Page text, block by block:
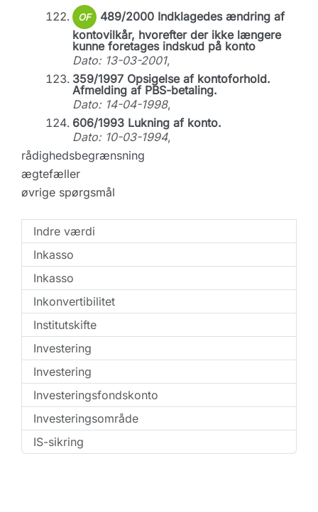
OF
489/2000 Indklagedes ændring af
kontovilkår, hvorefter der ikke længere
kunne foretages indskud på konto
Dato: 13-03-2001,
359/1997 Opsigelse af kontoforhold.
Afmelding af PBS-betaling.
Dato: 14-04-1998,
606/1993 Lukning af konto.
Dato: 10-03-1994,
rådighedsbegrænsning
ægtefæller
øvrige spørgsmål
Indre værdi
Inkasso
Inkasso
Inkonvertibilitet
Institutskifte
Investering
Investering
Investeringsfondskonto
Investeringsområde
IS-sikring